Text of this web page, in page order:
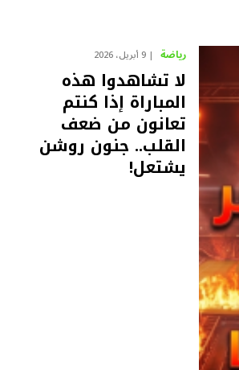
رياضة 9 أبريل، 2026
لا تشاهدوا هذه
المباراة إذا كنتم
تعانون من ضعف
القلب.. جنون روشن
يشتعل!